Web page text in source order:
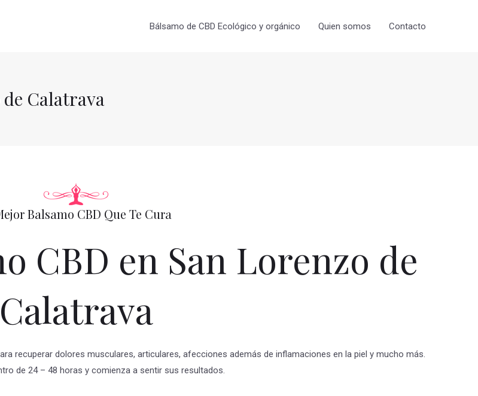
Bálsamo de CBD Ecológico y orgánico Quien somos Contacto
Calatrava
Balsamo CBD Que Te Cura
CBD en San Lorenzo de
Calatrava
recuperar dolores musculares, articulares, afecciones además de inflamaciones en la piel y mucho más.
de 24 – 48 horas y comienza a sentir sus resultados.